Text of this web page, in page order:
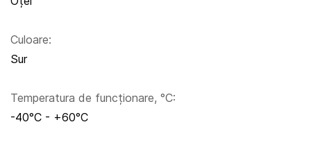
Culoare:
Sur
Temperatura de funcționare, °C:
-40°C - +60°C